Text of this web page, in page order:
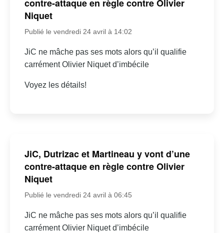
contre-attaque en règle contre Olivier
Niquet
Publié le vendredi 24 avril à 14:02
JiC ne mâche pas ses mots alors qu’il qualifie
carrément Olivier Niquet d’imbécile
Voyez les détails!
JiC, Dutrizac et Martineau y vont d’une
contre-attaque en règle contre Olivier
Niquet
Publié le vendredi 24 avril à 06:45
JiC ne mâche pas ses mots alors qu’il qualifie
carrément Olivier Niquet d’imbécile